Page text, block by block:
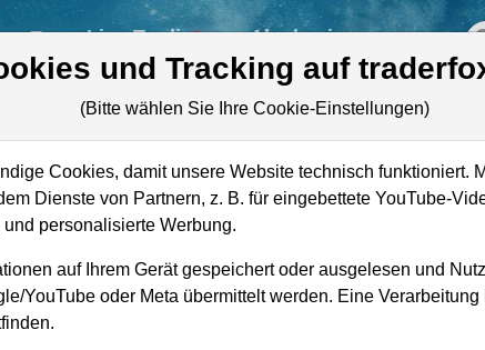
Live-Trading Akademie
Marktkapitalisierung 15,01 Mrd. USD
Umsatz 18,02 Mrd. USD
und Tracking auf
(Bitte wählen Sie Ihre Cookie-Einstellungen)
Cookies, damit unsere Website technisch funktioniert.
Dienste von Partnern, z. B. für eingebettete YouTube-
personalisierte Werbung.
auf Ihrem Gerät gespeichert oder ausgelesen und
YouTube oder Meta übermittelt werden. Eine